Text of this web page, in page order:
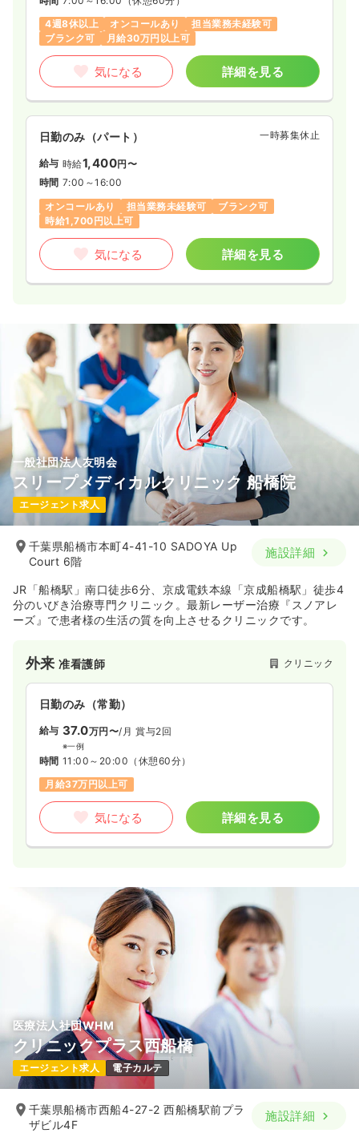
4週8休以上
オンコールあり
担当業務未経験可
ブランク可
月給30万円以上可
気になる 詳細を見る
日勤のみ（パート） 一時募集休止
給与 時給1,400円〜
時間 7:00～16:00
オンコールあり
担当業務未経験可
ブランク可
時給1,700円以上可
気になる 詳細を見る
一般社団法人友明会
スリープメディカルクリニック 船橋院
エージェント求人
千葉県船橋市本町4-41-10 SADOYA Up
Court 6階
施設詳細
JR「船橋駅」南口徒歩6分、京成電鉄本線「京成船橋駅」徒歩4
分のいびき治療専門クリニック。最新レーザー治療『スノアレ
ーズ』で患者様の生活の質を向上させるクリニックです。
外来准看護師 クリニック
日勤のみ（常勤）
給与 37.0万円〜/月 賞与2回
※一例
時間 11:00～20:00 （休憩60分）
月給37万円以上可
気になる 詳細を見る
医療法人社団WHM
クリニックプラス西船橋
エージェント求人 電子カルテ
千葉県船橋市西船4-27-2 西船橋駅前プラ
ザビル4F
施設詳細